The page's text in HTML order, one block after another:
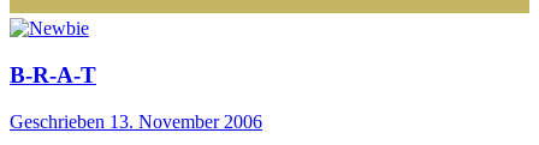
B-R-A-T
Geschrieben 13. November 2006